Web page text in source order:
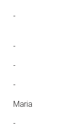
-
-
-
-
Maria
-